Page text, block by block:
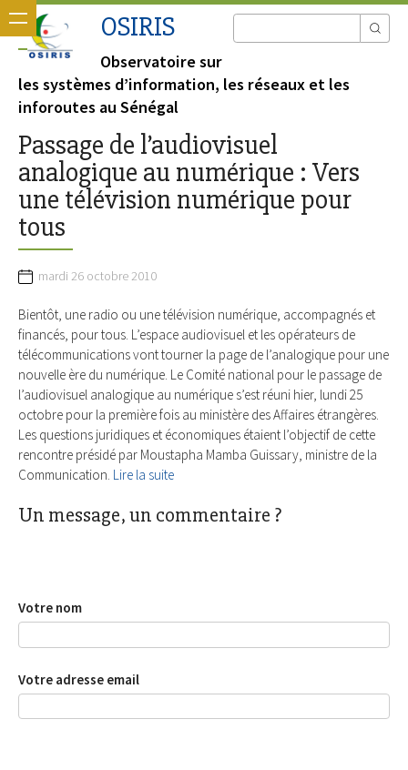
OSIRIS
Observatoire sur
les systèmes d’information, les réseaux et les
inforoutes au Sénégal
Passage de l’audiovisuel
analogique au numérique : Vers
une télévision numérique pour
tous
mardi 26 octobre 2010
Bientôt, une radio ou une télévision numérique, accompagnés et
financés, pour tous. L’espace audiovisuel et les opérateurs de
télécommunications vont tourner la page de l’analogique pour une
nouvelle ère du numérique. Le Comité national pour le passage de
l’audiovisuel analogique au numérique s’est réuni hier, lundi 25
octobre pour la première fois au ministère des Affaires étrangères.
Les questions juridiques et économiques étaient l’objectif de cette
rencontre présidé par Moustapha Mamba Guissary, ministre de la
Communication. Lire la suite
Un message, un commentaire ?
Votre nom
Votre adresse email